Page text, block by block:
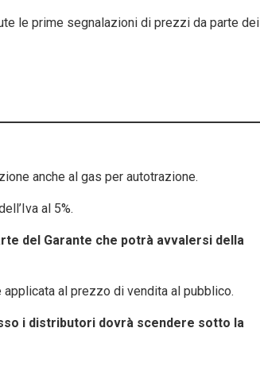
le prime segnalazioni di prezzi da parte dei
anche al gas per autotrazione.
al 5%.
del Garante che potrà avvalersi della
applicata al prezzo di vendita al pubblico.
i distributori dovrà scendere sotto la